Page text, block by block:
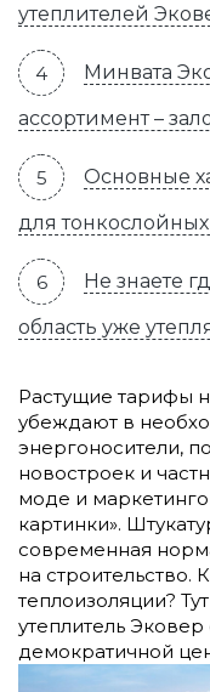
утеплителей
Минвата
ассортимент –
Основные
для
Не знаете
область уже
Растущие тарифы
убеждают в
энергоносители,
новостроек и
моде и
картинки».
современная
на строительство.
теплоизоляции?
утеплитель
демократичной